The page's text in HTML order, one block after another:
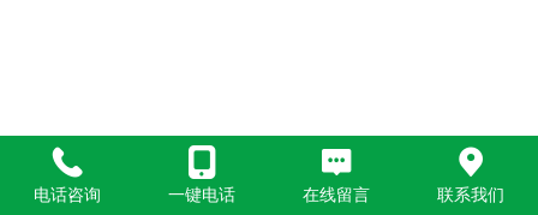
电话咨询 一键电话 在线留言 联系我们